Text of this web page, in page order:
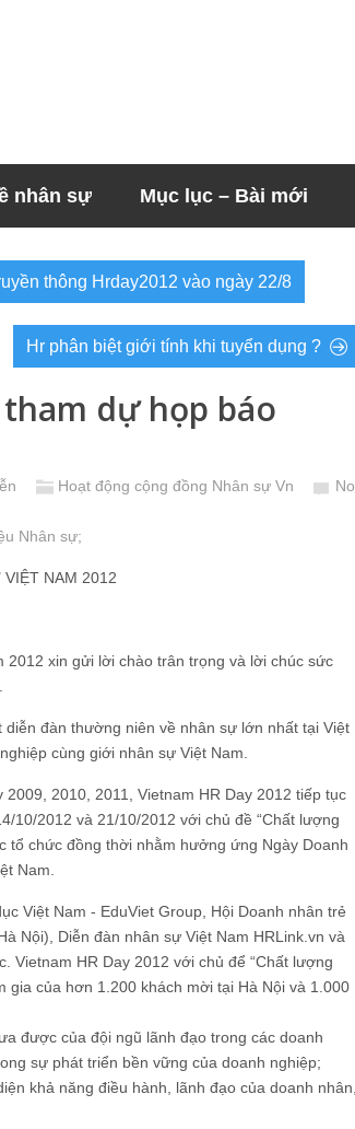
nhân sự Mục lục – Bài mới
thông Hrday2012 vào ngày 22/8
Hr phân biệt giới tính khi tuyển dụng ?
dự họp báo
Hoạt động cộng đồng Nhân sự Vn
No
Nhân sự;
NAM 2012
2012 xin gửi lời chào trân trọng và lời chúc sức
đàn thường niên về nhân sự lớn nhất tại Việt
cùng giới nhân sự Việt Nam.
2010, 2011, Vietnam HR Day 2012 tiếp tục
10/2012 và 21/10/2012 với chủ đề “Chất lượng
tổ chức đồng thời nhằm hưởng ứng Ngày Doanh
Nam.
Việt Nam - EduViet Group, Hội Doanh nhân trẻ
Nội), Diễn đàn nhân sự Việt Nam HRLink.vn và
Vietnam HR Day 2012 với chủ để “Chất lượng
gia của hơn 1.200 khách mời tại Hà Nội và 1.000
được của đội ngũ lãnh đạo trong các doanh
sự phát triển bền vững của doanh nghiệp;
khả năng điều hành, lãnh đạo của doanh nhân,